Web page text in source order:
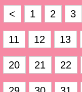
< 1 2 3
11 12 13
20 21 22